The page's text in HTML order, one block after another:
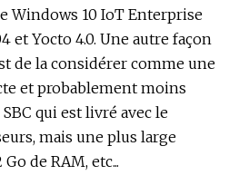
Windows 10 IoT Enterprise
et Yocto 4.0. Une autre façon
de la considérer comme une
et probablement moins
qui est livré avec le
mais une plus large
de RAM, etc...